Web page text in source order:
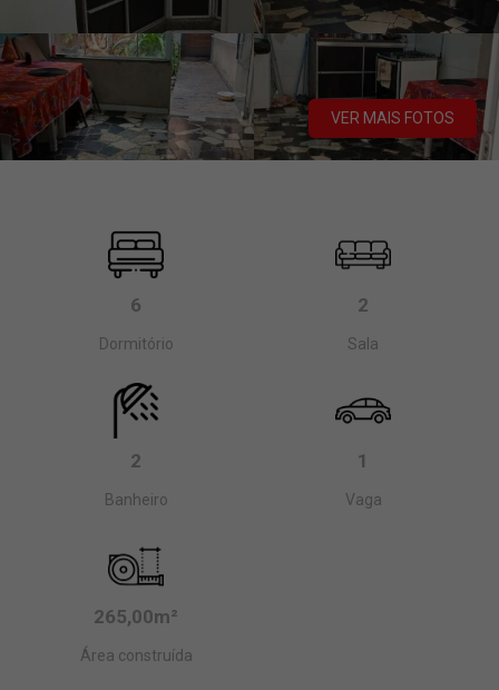
VER MAIS FOTOS
6
Dormitório
2
Sala
2
Banheiro
1
Vaga
265,00m²
Área construída